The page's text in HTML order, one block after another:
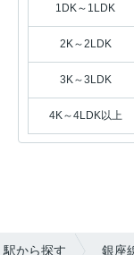
1DK～1LDK
2K～2LDK
3K～3LDK
4K～4LDK以上
駅から探す 銀座